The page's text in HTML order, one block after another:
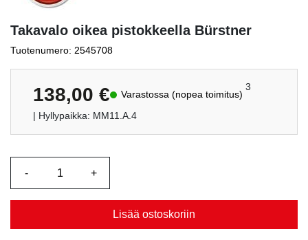
Takavalo oikea pistokkeella Bürstner
Tuotenumero: 2545708
138,00 € Varastossa (nopea toimitus)
3
| Hyllypaikka: MM11.A.4
Lisää ostoskoriin